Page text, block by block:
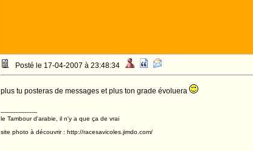
Posté le 17-04-2007 à 23:48:34
plus tu posteras de messages et plus ton grade évoluera
--------------------
le Tambour d'arabie, il n'y a que ça de vrai
site photo à découvrir : http://racesavicoles.jimdo.com/